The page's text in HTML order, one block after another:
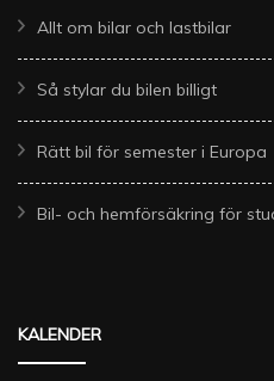
Allt om bilar och lastbilar
Så stylar du bilen billigt
Rätt bil för semester i Europa
Bil- och hemförsäkring för
KALENDER